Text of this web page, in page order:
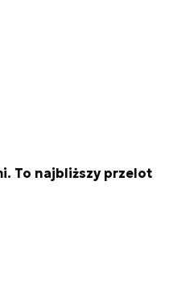
To najbliższy przelot